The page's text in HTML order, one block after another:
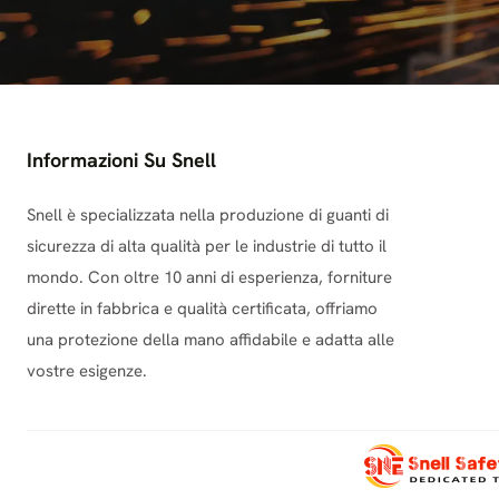
3. Riparazione E Manutenzione Di Autoveicoli
I meccanici e i tecnici utilizzano strumenti vibranti
affaticamento cronico della mano e lesioni da
professionisti del settore automobilistico.
4. Operazioni Di Estrazione E Perforazione
I minatori e gli operatori di perforazione sono esposti a
rendono essenziale avere guanti resistenti che
Soluzione consigliata: Guanti resistenti agli
della mano e migliorare la presa in ambienti difficili.
Le motoseghe, le cippatrici e le altre attrezzature
guanti speciali per evitare lesioni a lungo termine.
Informazioni Su Snell
Snell è specializzata nella produzione di guanti di
sicurezza di alta qualità per le industrie di tutto il
mondo. Con oltre 10 anni di esperienza, forniture
dirette in fabbrica e qualità certificata, offriamo
una protezione della mano affidabile e adatta alle
vostre esigenze.